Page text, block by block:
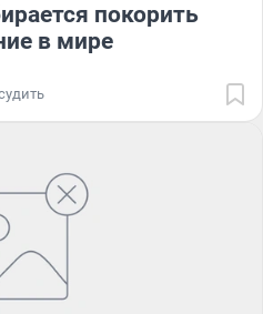
покорить
в мире